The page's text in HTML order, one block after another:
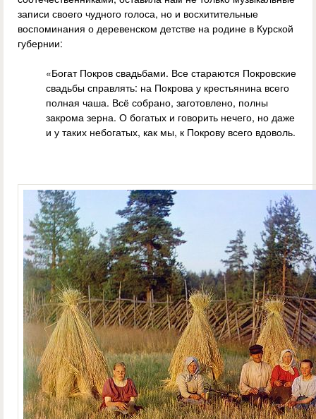
записи своего чудного голоса, но и восхитительные
воспоминания о деревенском детстве на родине в Курской
губернии:
«Богат Покров свадьбами. Все стараются Покровские
свадьбы справлять: на Покрова у крестьянина всего
полная чаша. Всё собрано, заготовлено, полны
закрома зерна. О богатых и говорить нечего, но даже
и у таких небогатых, как мы, к Покрову всего вдоволь.